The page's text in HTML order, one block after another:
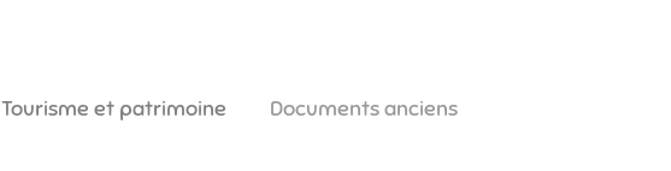
Tourisme et patrimoine Documents anciens